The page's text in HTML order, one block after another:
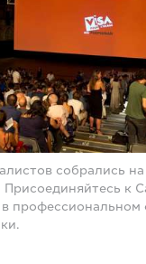
собрались на
Присоединяйтесь к
профессиональном